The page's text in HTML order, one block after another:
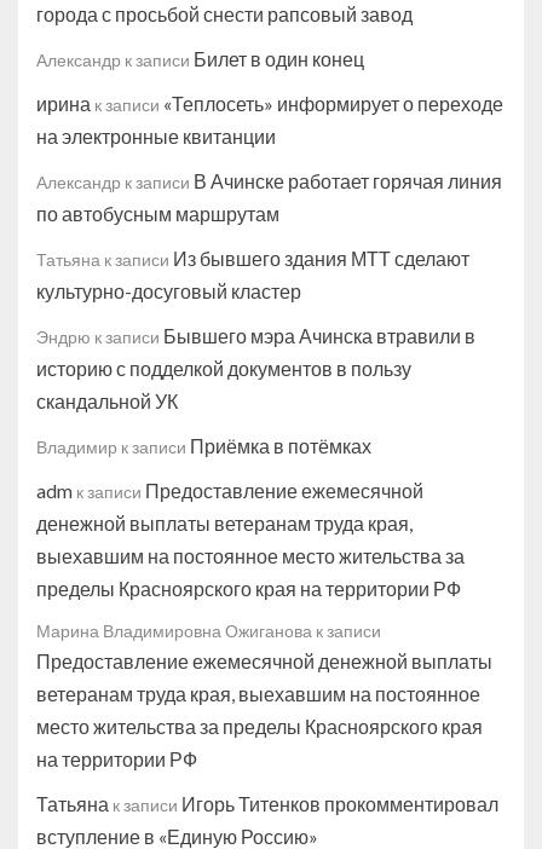
города с просьбой снести рапсовый завод
Александр к записи Билет в один конец
ирина к записи «Теплосеть» информирует о переходе
на электронные квитанции
Александр к записи В Ачинске работает горячая линия
по автобусным маршрутам
Татьяна к записи Из бывшего здания МТТ сделают
культурно-досуговый кластер
Эндрю к записи Бывшего мэра Ачинска втравили в
историю с подделкой документов в пользу
скандальной УК
Владимир к записи Приёмка в потёмках
adm к записи Предоставление ежемесячной
денежной выплаты ветеранам труда края,
выехавшим на постоянное место жительства за
пределы Красноярского края на территории РФ
Марина Владимировна Ожиганова к записи
Предоставление ежемесячной денежной выплаты
ветеранам труда края, выехавшим на постоянное
место жительства за пределы Красноярского края
на территории РФ
Татьяна к записи Игорь Титенков прокомментировал
вступление в «Единую Россию»